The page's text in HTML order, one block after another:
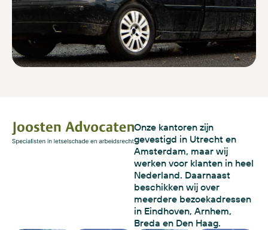
Onze kantoren zijn
gevestigd in Utrecht en
Amsterdam, maar wij
werken voor klanten in heel
Nederland. Daarnaast
beschikken wij over
meerdere bezoekadressen
in Eindhoven, Arnhem,
Breda en Den Haag.